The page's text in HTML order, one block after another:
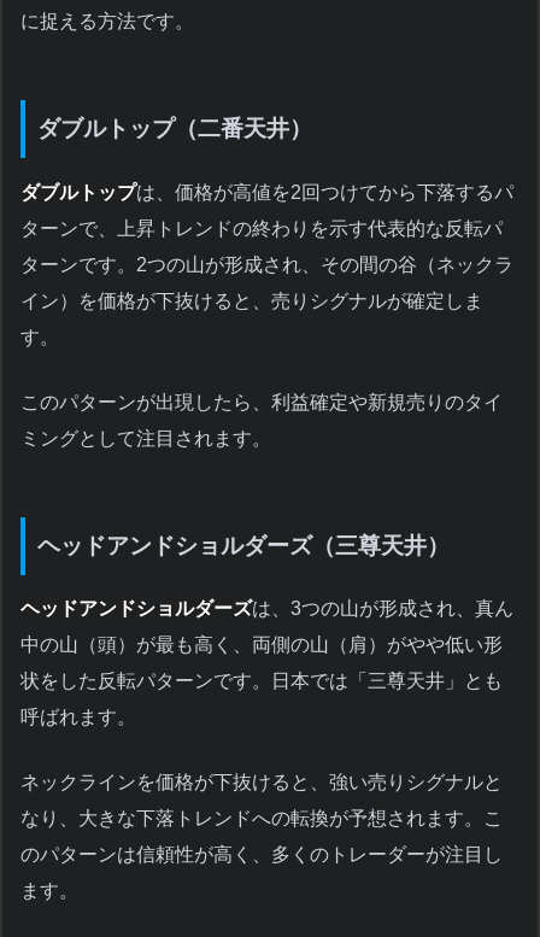
に捉える方法です。
ダブルトップ（二番天井）
ダブルトップは、価格が高値を2回つけてから下落するパ
ターンで、上昇トレンドの終わりを示す代表的な反転パ
ターンです。2つの山が形成され、その間の谷（ネックラ
イン）を価格が下抜けると、売りシグナルが確定しま
す。
このパターンが出現したら、利益確定や新規売りのタイ
ミングとして注目されます。
ヘッドアンドショルダーズ（三尊天井）
ヘッドアンドショルダーズは、3つの山が形成され、真ん
中の山（頭）が最も高く、両側の山（肩）がやや低い形
状をした反転パターンです。日本では「三尊天井」とも
呼ばれます。
ネックラインを価格が下抜けると、強い売りシグナルと
なり、大きな下落トレンドへの転換が予想されます。こ
のパターンは信頼性が高く、多くのトレーダーが注目し
ます。